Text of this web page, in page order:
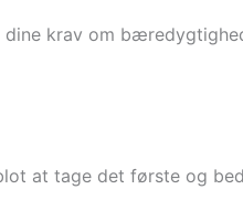
krav om
at tage det første og